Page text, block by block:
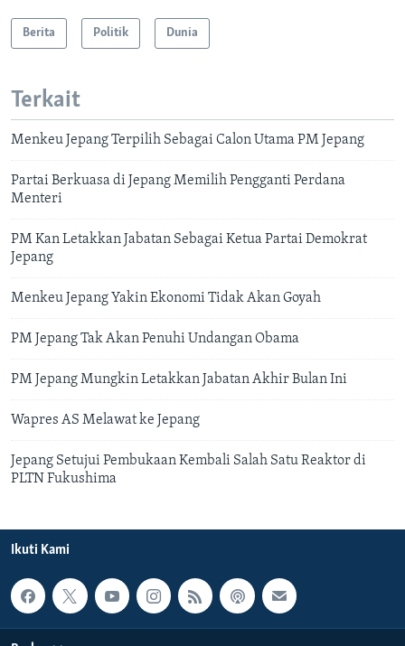
Berita Politik Dunia
Terkait
Menkeu Jepang Terpilih Sebagai Calon Utama PM Jepang
Partai Berkuasa di Jepang Memilih Pengganti Perdana
Menteri
PM Kan Letakkan Jabatan Sebagai Ketua Partai Demokrat
Jepang
Menkeu Jepang Yakin Ekonomi Tidak Akan Goyah
PM Jepang Tak Akan Penuhi Undangan Obama
PM Jepang Mungkin Letakkan Jabatan Akhir Bulan Ini
Wapres AS Melawat ke Jepang
Jepang Setujui Pembukaan Kembali Salah Satu Reaktor di
PLTN Fukushima
Ikuti Kami